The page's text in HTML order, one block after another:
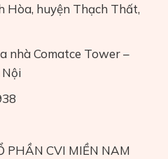
Hòa, huyện Thạch Thất,
nhà Comatce Tower –
PHẦN CVI MIỀN NAM